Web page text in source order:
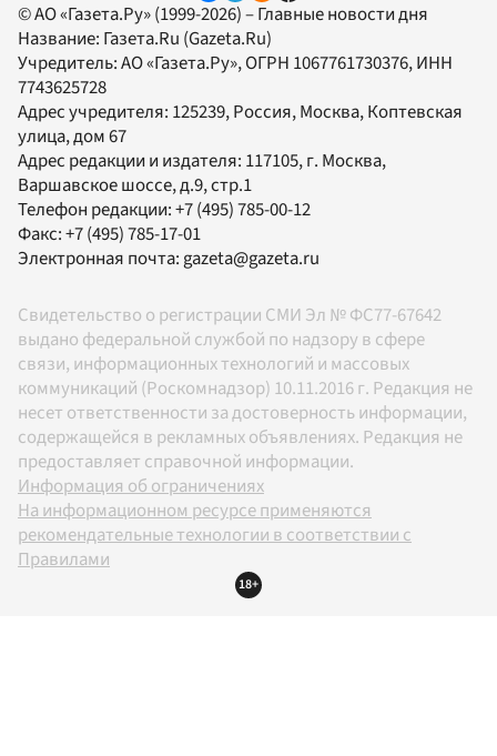
© АО «Газета.Ру» (1999-2026) – Главные новости дня
Название: Газета.Ru (Gazeta.Ru)
Учредитель:АО «Газета.Ру», ОГРН 1067761730376, ИНН
7743625728
Адрес учредителя: 125239, Россия, Москва, Коптевская
улица, дом 67
Адрес редакции и издателя: 117105, г. Москва,
Варшавское шоссе, д.9, стр.1
Телефон редакции:+7 (495) 785-00-12
Факс:+7 (495) 785-17-01
Электронная почта:gazeta@gazeta.ru
Свидетельство о регистрации СМИ Эл № ФС77-67642
выдано федеральной службой по надзору в сфере
связи, информационных технологий и массовых
коммуникаций (Роскомнадзор) 10.11.2016 г. Редакция не
несет ответственности за достоверность информации,
содержащейся в рекламных объявлениях. Редакция не
предоставляет справочной информации.
Информация об ограничениях
На информационном ресурсе применяются
рекомендательные технологии в соответствии с
Правилами
18+